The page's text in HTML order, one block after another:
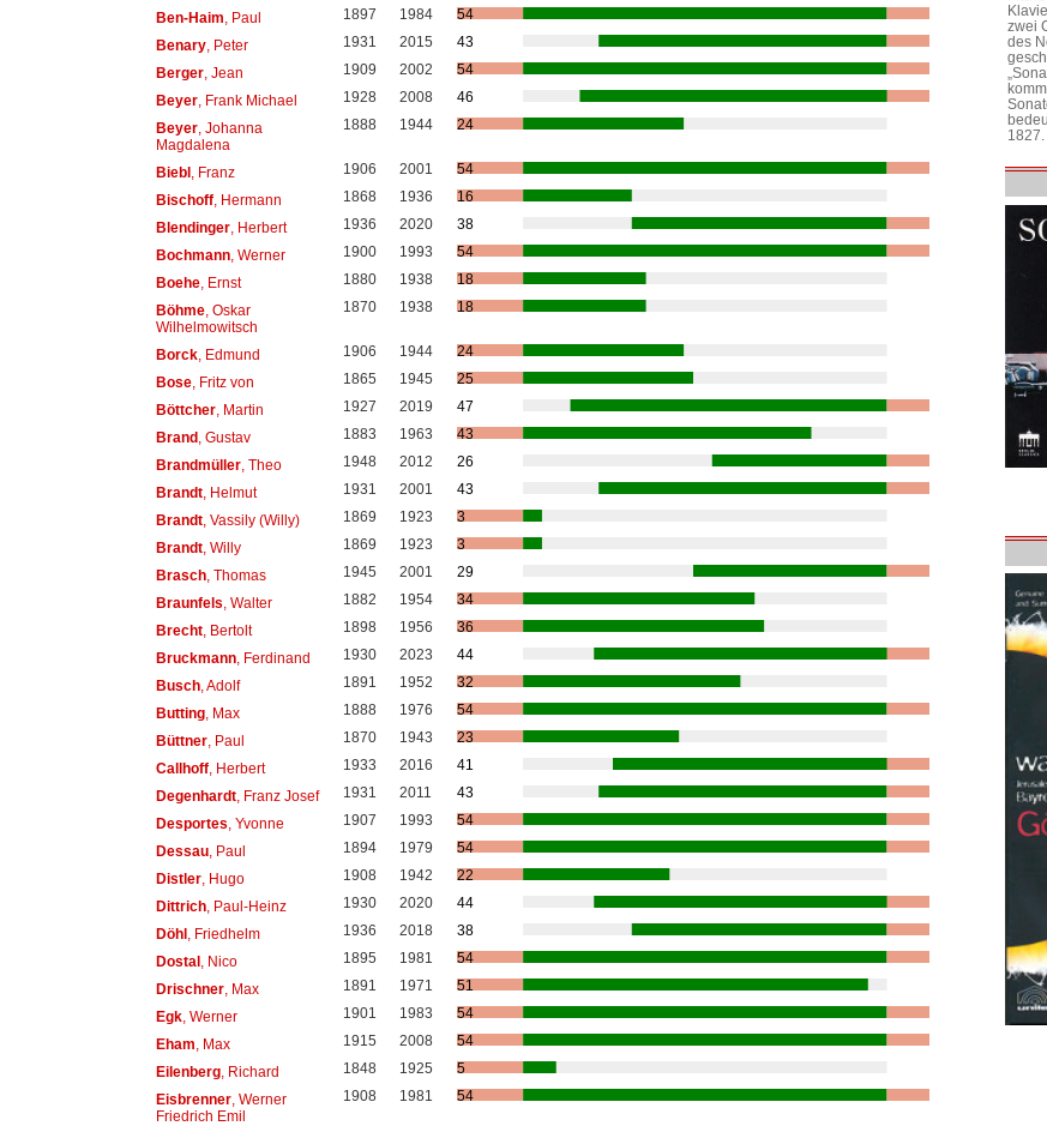
Ben-Haim , Paul 1897 1984
54
Benary, Peter 1931 2015
43
Berger, Jean 1909 2002
54
Beyer, Frank Michael 1928 2008
46
Beyer, Johanna
Magdalena
1888 1944 24
Biebl, Franz 1906 2001
54
Bischoff, Hermann 1868 1936
16
Blendinger, Herbert 1936 2020
38
Bochmann, Werner 1900 1993
54
Boehe, Ernst 1880 1938
18
Böhme, Oskar
Wilhelmowitsch
1870 1938 18
Borck, Edmund 1906 1944
24
Bose, Fritz von 1865 1945
25
Böttcher, Martin 1927 2019
47
Brand, Gustav 1883 1963
43
Brandmüller, Theo 1948 2012
26
Brandt, Helmut 1931 2001
43
Brandt, Vassily (Willy) 1869 1923
3
Brandt, Willy 1869 1923
3
Brasch, Thomas 1945 2001
29
Braunfels , Walter 1882 1954
34
Brecht, Bertolt 1898 1956
36
Bruckmann, Ferdinand 1930 2023
44
Busch, Adolf 1891 1952
32
Butting, Max 1888 1976
54
Büttner, Paul 1870 1943
23
Callhoff, Herbert 1933 2016
41
Degenhardt, Franz Josef 1931 2011
43
Desportes , Yvonne 1907 1993
54
Dessau, Paul 1894 1979
54
Distler, Hugo 1908 1942
22
Dittrich, Paul-Heinz 1930 2020
44
Döhl, Friedhelm 1936 2018
38
Dostal, Nico 1895 1981
54
Drischner, Max 1891 1971
51
Egk, Werner 1901 1983
54
Eham , Max 1915 2008
54
Eilenberg, Richard 1848 1925
5
Eisbrenner, Werner
Friedrich Emil
1908 1981 54
zwei
des
1827.